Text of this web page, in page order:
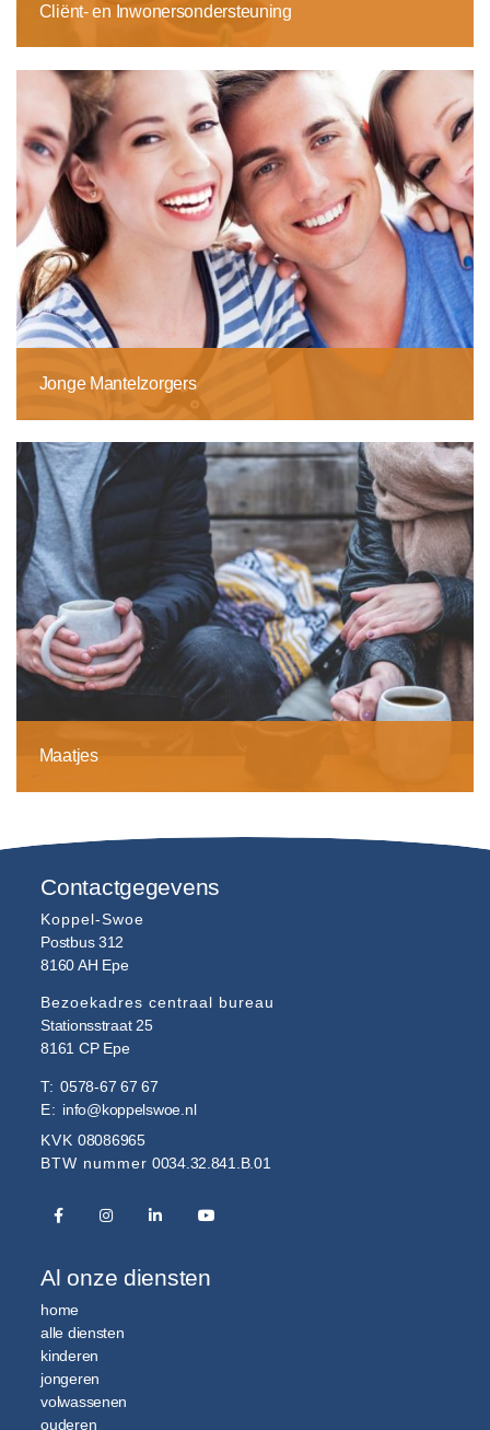
Cliënt- en Inwonersondersteuning
Jonge Mantelzorgers
Maatjes
Contactgegevens
Koppel-Swoe
Postbus 312
8160 AH Epe
Bezoekadres centraal bureau
Stationsstraat 25
8161 CP Epe
T:0578-67 67 67
E: info@koppelswoe.nl
KVK 08086965
BTW nummer 0034.32.841.B.01
Al onze diensten
home
alle diensten
kinderen
jongeren
volwassenen
ouderen